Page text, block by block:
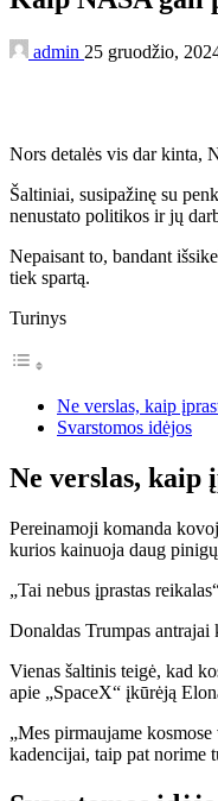
admin 25 gruodžio,
Nors detalės vis dar kinta,
Šaltiniai, susipažinę su
nenustato politikos ir jų
Nepaisant to, bandant
tiek spartą.
Turinys
Ne verslas, kaip
Svarstomos idėjos
Ne verslas, kaip
Pereinamoji komanda
kurios kainuoja daug
„Tai nebus įprastas
Donaldas Trumpas
Vienas šaltinis teigė, kad
apie „SpaceX“ įkūrėją
„Mes pirmaujame
kadencijai, taip pat norime